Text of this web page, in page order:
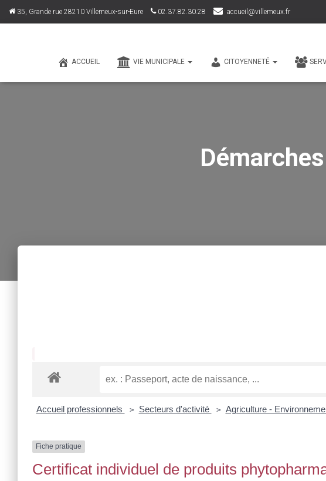
35, Grande rue 28210 Villemeux-sur-Eure 02.37.82.30.28 accueil@villemeux.fr
ACCUEIL VIE MUNICIPALE CITOYENNETÉ
Accueil professionnels > Secteurs d'activité > Agriculture -
Fiche pratique
Certificat individuel de produits